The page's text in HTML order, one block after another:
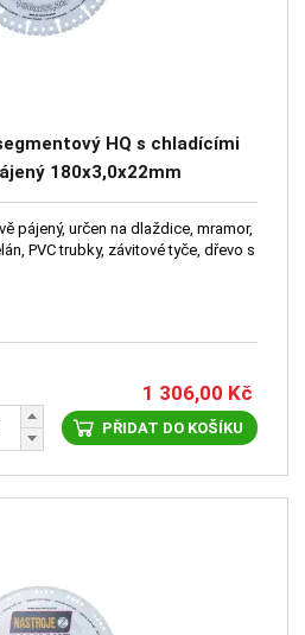
HQ s chladícími
180x3,0x22mm
pájený, určen na dlaždice, mramor,
PVC trubky, závitové tyče, dřevo s
1 306,00 Kč
PŘIDAT DO KOŠÍKU